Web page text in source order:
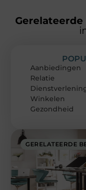
GERELATEERDE
Aanbiedingen
Relatie
Winkelen
Gezondheid